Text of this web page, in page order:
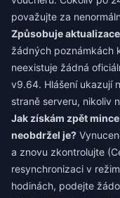
považujte za
Způsobuje
žádných poznámkách
neexistuje žádná
v9.64. Hlášení ukazují
straně serveru, nikoliv
Jak získám zpět
neobdržel je?
a znovu zkontrolujte
resynchronizaci v
hodinách, podejte